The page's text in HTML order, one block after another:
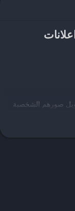
صورهم الشخصية
الذكاء
بطرق